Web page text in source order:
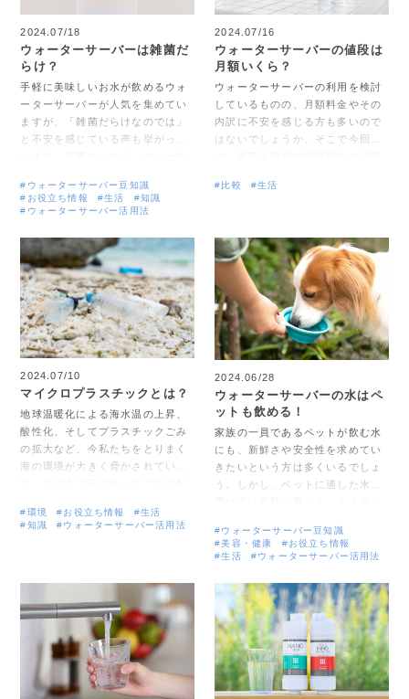
ための比較ポイントについて詳し
2024.07/18
ウォーターサーバーは雑菌だ
らけ？
手軽に美味しいお水が飲めるウォ
ーターサーバーが人気を集めてい
ますが、「雑菌だらけなのでは」
と不安を感じている声も挙がって
になっているのでしょうか。今回
は、過去に実施された衛生調査
について解説します。安心してウ
ォーターサーバーを使いたい方は
最後までお読みください。
#ウォーターサーバー豆知識
#お役立ち情報
#生活
#知識
#ウォーターサーバー活用法
2024.07/16
ウォーターサーバーの値段は
月額いくら？
ウォーターサーバーの利用を検討
しているものの、月額料金やその
内訳に不安を感じる方も多いので
はないでしょうか。そこで今回
ます。また、ウォーターサーバー
味しく、家計にもやさしいウォー
ターサーバーについて知りたい方
は最後までお読みください。
#比較 #生活
2024.07/10
マイクロプラスチックとは？
地球温暖化による海水温の上昇、
酸性化、そしてプラスチックごみ
の拡大など、今私たちをとりまく
海の環境が大きく脅かされていま
らこそ、その対策も可能です。海
どんなことでしょうか。まずは海
洋プラスチックのごみがどこから
来て、どんなものに変化していく
のか、そしてその影響はなど、マ
イクロプラスチックの発生の仕組
みを知り、効果的な対策を考えま
しょう。
#環境 #お役立ち情報
#生活
#知識
#ウォーターサーバー活用法
2024.06/28
ウォーターサーバーの水はペ
ットも飲める！
家族の一員であるペットが飲む水
にも、新鮮さや安全性を求めてい
きたいという方は多くいるでしょ
う。しかし、ペットに適した水の
と尿路結石などのリスクが高まる
のです。 昨今では、ペットに適し
まってきています。手軽に美味し
い水を用意でき、健康面での安心
感も得られるでしょう。今回は、
ペットのいるご家庭にウォーター
サーバーを導入するメリットや注
意点についてご紹介します。
#ウォーターサーバー豆知識
#美容・健康
#お役立ち情報
#生活
#ウォーターサーバー活用法